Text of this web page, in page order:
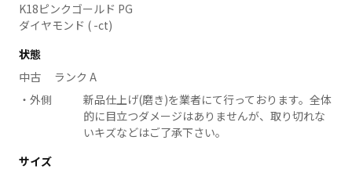
K18ピンクゴールド PG
ダイヤモンド ( -ct)
状態
中古 ランク A
外側
新品仕上げ(磨き)を業者にて行っております。全体
的に目立つダメージはありませんが、取り切れな
いキズなどはご了承下さい。
サイズ